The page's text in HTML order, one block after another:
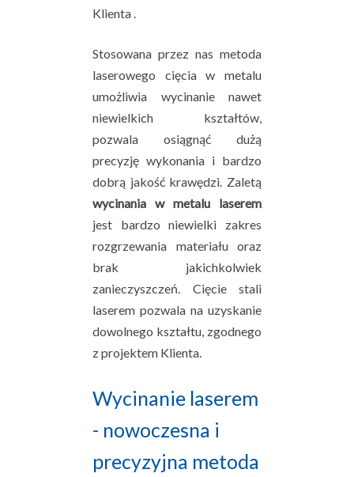
Klienta .
Stosowana przez nas metoda
laserowego cięcia w metalu
umożliwia wycinanie nawet
niewielkich kształtów,
pozwala osiągnąć dużą
precyzję wykonania i bardzo
dobrą jakość krawędzi. Zaletą
wycinania w metalu laserem
jest bardzo niewielki zakres
rozgrzewania materiału oraz
brak jakichkolwiek
zanieczyszczeń. Cięcie stali
laserem pozwala na uzyskanie
dowolnego kształtu, zgodnego
z projektem Klienta.
Wycinanie laserem
- nowoczesna i
precyzyjna metoda